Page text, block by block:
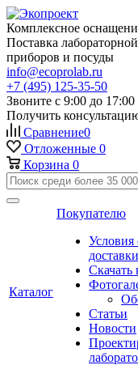
Комплексное
Поставка
приборов и посуды
info@ecoprolab.ru
+7 (495) 125-35-50
Звоните с 9:00 до 17:00
Получить
Сравнение0
Отложенные 0
Корзина 0
Каталог
Покупателю
Условия
доставки
Скачать
Статьи
Новости